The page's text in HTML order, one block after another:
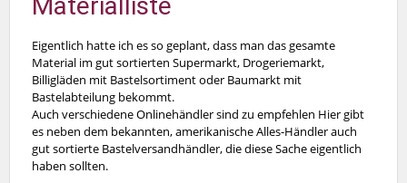
Eigentlich hatte ich es so geplant, dass man das gesamte
Material im gut sortierten Supermarkt, Drogeriemarkt,
Billigläden mit Bastelsortiment oder Baumarkt mit
Bastelabteilung bekommt.
Auch verschiedene Onlinehändler sind zu empfehlen Hier gibt
es neben dem bekannten, amerikanische Alles-Händler auch
gut sortierte Bastelversandhändler, die diese Sache eigentlich
haben sollten.